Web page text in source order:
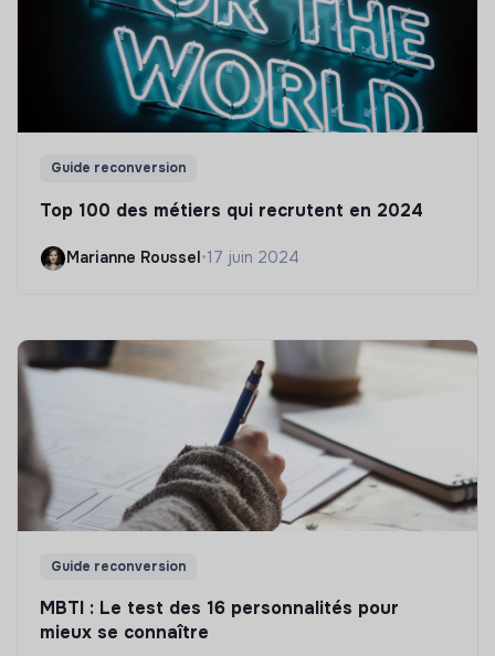
Guide reconversion
Top 100 des métiers qui recrutent en 2024
Marianne Roussel•17 juin 2024
Guide reconversion
MBTI : Le test des 16 personnalités pour
mieux se connaître